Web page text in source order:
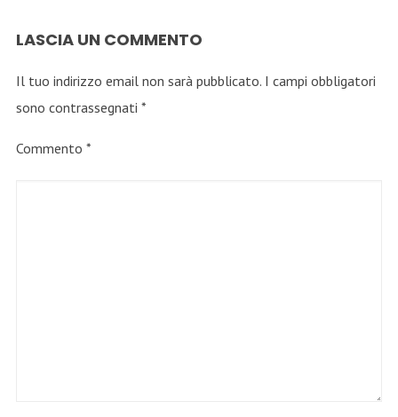
LASCIA UN COMMENTO
Il tuo indirizzo email non sarà pubblicato. I campi obbligatori
sono contrassegnati *
Commento *